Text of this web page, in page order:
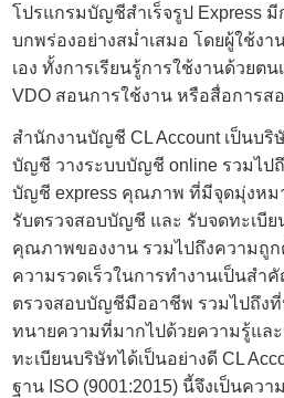
โปรแกรมบัญชีสำเร็จรูป Express
บกพร่องอย่างสม่ำเสมอ โดยผู้ใช้ง
เอง ทั้งการเรียนรู้การใช้งานด้วยต
VDO สอนการใช้งาน หรือสื่อการส
สำนักงานบัญชี CL Account เป็นบ
บัญชี วางระบบบัญชี online รวมไป
บัญชี express คุณภาพ ที่มีจุดมุ่งหม
รับตรวจสอบบัญชี และ รับจดทะเบี
คุณภาพของงาน รวมไปถึงความถู
ความรวดเร็วในการทำงานเป็นส
ตรวจสอบบัญชีมืออาชีพ รวมไปถึง
ทนายความที่มากไปด้วยความรู้แล
ทะเบียนบริษัทได้เป็นอย่างดี CL
ฐาน ISO (9001:2015) นี้จึงเป็นคว